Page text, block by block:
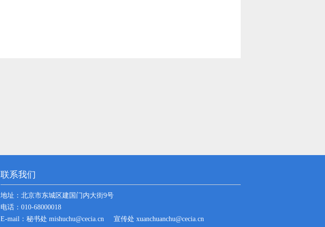
联系我们
地址： 北京市东城区建国门内大街9号
电话：010-68000018
E-mail：秘书处 mishuchu@cecia.cn
宣传处 xuanchuanchu@cecia.cn